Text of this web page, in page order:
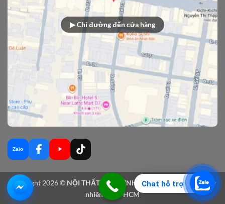
▶ Chỉ đường đến cửa hàng
Zalo
Copyright 2026 © NỘI THẤT THÁI BÌNH - Sản xuất nội thất gỗ tự
nhiên tại TPHCM
Chat hỗ trợ